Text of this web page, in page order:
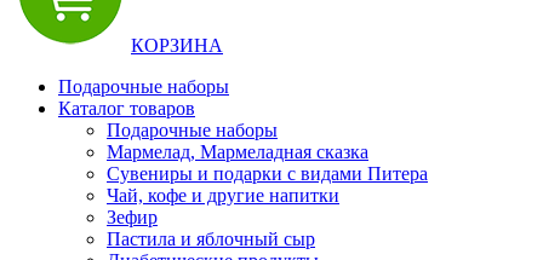
КОРЗИНА
Подарочные наборы
Каталог товаров
Подарочные наборы
Мармелад, Мармеладная сказка
Сувениры и подарки с видами Питера
Чай, кофе и другие напитки
Зефир
Пастила и яблочный сыр